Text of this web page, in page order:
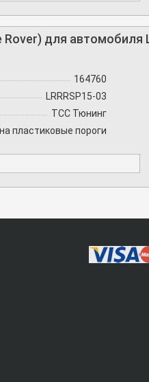
для автомобиля
164760
LRRRSP15-03
TCC Тюнинг
пластиковые пороги